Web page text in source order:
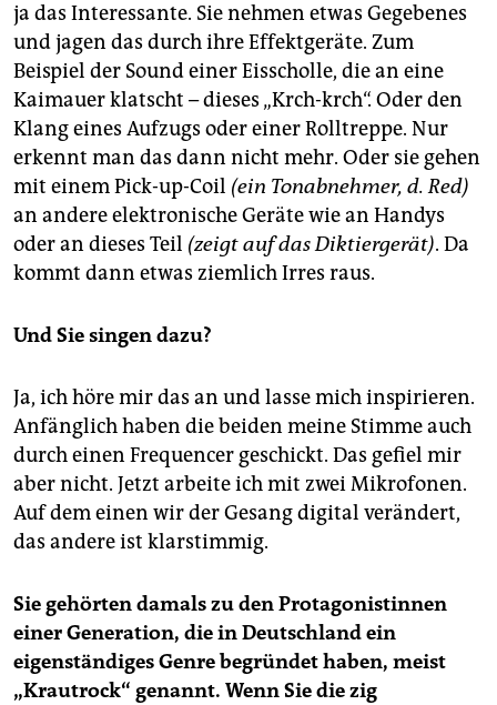
ja das Interessante. Sie nehmen etwas Gegebenes
und jagen das durch ihre Effektgeräte. Zum
Beispiel der Sound einer Eisscholle, die an eine
Kaimauer klatscht – dieses „Krch-krch“. Oder den
Klang eines Aufzugs oder einer Rolltreppe. Nur
erkennt man das dann nicht mehr. Oder sie gehen
mit einem Pick-up-Coil (ein Tonabnehmer, d. Red)
an andere elektronische Geräte wie an Handys
oder an dieses Teil (zeigt auf das Diktiergerät). Da
kommt dann etwas ziemlich Irres raus.
Und Sie singen dazu?
Ja, ich höre mir das an und lasse mich inspirieren.
Anfänglich haben die beiden meine Stimme auch
durch einen Frequencer geschickt. Das gefiel mir
aber nicht. Jetzt arbeite ich mit zwei Mikrofonen.
Auf dem einen wir der Gesang digital verändert,
das andere ist klarstimmig.
Sie gehörten damals zu den Protagonistinnen
einer Generation, die in Deutschland ein
eigenständiges Genre begründet haben, meist
„Krautrock“ genannt. Wenn Sie die zig